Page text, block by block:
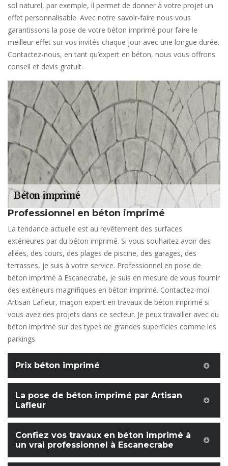
sol naturel, par exemple, il permet de donner à votre projet un
effet personnalisable. Avec notre savoir-faire nous vous
garantissons la pose de votre béton imprimé pour faire le
meilleur effet sur vos invités chaque jour avec une longue durée.
Contactez-nous, en tant qu’expert en béton, nous vous offrons
conseil et devis gratuit.
Professionnel en béton imprimé
La tendance actuelle est au revêtement des surfaces
extérieures par du béton imprimé. Si vous souhaitez avoir des
allées, des cours, des plages de piscine, des garages, des
terrasses, je suis à votre service. Professionnel en pose de
béton imprimé à Escanecrabe, je suis en mesure de vous fournir
des extérieurs magnifiques en béton imprimé. Contactez-moi
Artisan Lafleur, maçon expert en travaux de béton imprimé si
vous avez des projets dans ce secteur. Je peux travailler avec du
béton imprimé sur des types de grandes superficies comme les
parkings.
Prix béton imprimé
La pose de béton imprimé par Artisan
Lafleur
Confiez vos travaux en béton imprimé à
un vrai professionnel à Escanecrabe